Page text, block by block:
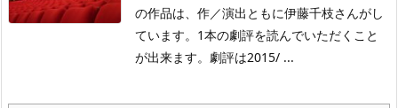
の作品は、作／演出ともに伊藤千枝さんがし
ています。1本の劇評を読んでいただくこと
が出来ます。劇評は2015/ ...